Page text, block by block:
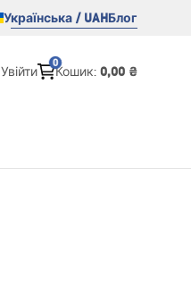
Українська / UAHБлог
Увійти
0
Кошик: 0,00 ₴